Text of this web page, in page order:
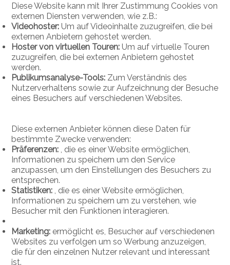
Diese Website kann mit Ihrer Zustimmung Cookies von
externen Diensten verwenden, wie z.B.:
Videohoster:Um auf Videoinhalte zuzugreifen, die bei
externen Anbietern gehostet werden.
Hoster von virtuellen Touren:Um auf virtuelle Touren
zuzugreifen, die bei externen Anbietern gehostet
werden.
Publikumsanalyse-Tools: Zum Verständnis des
Nutzerverhaltens sowie zur Aufzeichnung der Besuche
eines Besuchers auf verschiedenen Websites.
Diese externen Anbieter können diese Daten für
bestimmte Zwecke verwenden:
Präferenzen:
, die es einer Website ermöglichen,
Informationen zu speichern um den Service
anzupassen, um den Einstellungen des Besuchers zu
entsprechen.
Statistiken:
, die es einer Website ermöglichen,
Informationen zu speichern um zu verstehen, wie
Besucher mit den Funktionen interagieren.
Marketing: ermöglicht es, Besucher auf verschiedenen
Websites zu verfolgen um so Werbung anzuzeigen,
die für den einzelnen Nutzer relevant und interessant
ist.